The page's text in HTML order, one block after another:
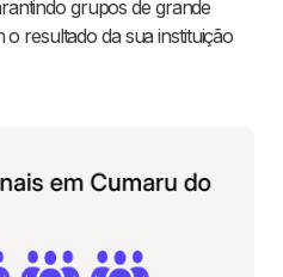
grupos de grande
resultado da sua instituição